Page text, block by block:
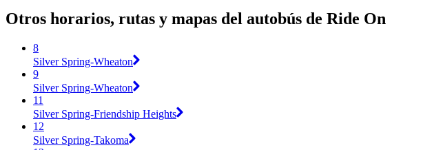
Otros horarios, rutas y mapas del autobús de Ride On
8
Silver Spring-Wheaton
9
Silver Spring-Wheaton
11
Silver Spring-Friendship Heights
12
Silver Spring-Takoma